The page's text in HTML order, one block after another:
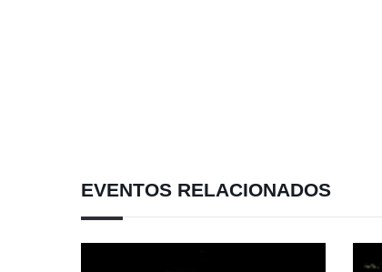
EVENTOS RELACIONADOS